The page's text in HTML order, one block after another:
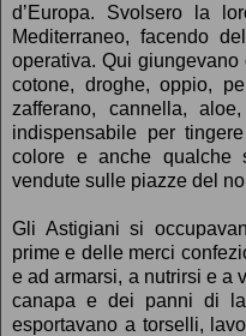
d’Europa. Svolsero la
Mediterraneo, facendo
operativa. Qui giungevano
cotone, droghe, oppio,
zafferano, cannella,
indispensabile per
colore e anche qualche
vendute sulle piazze del
Gli Astigiani si
prime e delle merci
e ad armarsi, a nutrirsi e a
canapa e dei panni di
esportavano a torselli,